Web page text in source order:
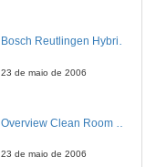
Bosch Reutlingen Hybrid production
23 de maio de 2006
23 de maio de 2006